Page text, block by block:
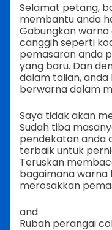
Selamat petang,
membantu anda
Gabungkan
canggih seperti
pemasaran anda
yang baru. Dan
dalam talian, anda
berwarna dalam
Saya tidak akan
Sudah tiba
pendekatan anda
terbaik untuk
Teruskan
bagaimana
merosakkan
and
Rubah perangai